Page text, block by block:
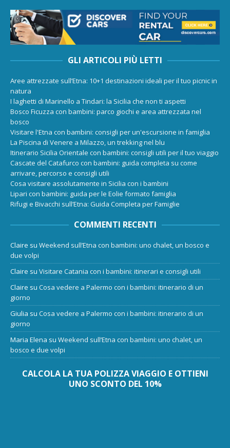
GLI ARTICOLI PIÙ LETTI
Aree attrezzate sull’Etna: 10+1 destinazioni ideali per il tuo picnic in
natura
I laghetti di Marinello a Tindari: la Sicilia che non ti aspetti
Bosco Ficuzza con bambini: parco giochi e area attrezzata nel
bosco
Visitare l'Etna con bambini: consigli per un'escursione in famiglia
La Piscina di Venere a Milazzo, un trekking nel blu
Itinerario Sicilia Orientale con bambini: consigli utili per il tuo viaggio
Cascate del Catafurco con bambini: guida completa su come
arrivare, percorso e consigli utili
Cosa visitare assolutamente in Sicilia con i bambini
Lipari con bambini: guida per le Eolie formato famiglia
Rifugi e Bivacchi sull’Etna: Guida Completa per Famiglie
COMMENTI RECENTI
Claire su Weekend sull’Etna con bambini: uno chalet, un bosco e
due volpi
Claire su Visitare Catania con i bambini: itinerari e consigli utili
Claire su Cosa vedere a Palermo con i bambini: itinerario di un
giorno
Giulia su Cosa vedere a Palermo con i bambini: itinerario di un
giorno
Maria Elena su Weekend sull’Etna con bambini: uno chalet, un
bosco e due volpi
CALCOLA LA TUA POLIZZA VIAGGIO E OTTIENI
UNO SCONTO DEL 10%